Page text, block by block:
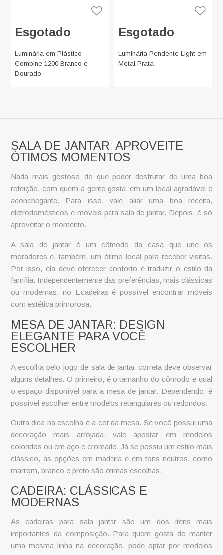
Esgotado
Luminária em Plástico
Combine 1200 Branco e
Dourado
Esgotado
Luminária Pendente Light em
Metal Prata
SALA DE JANTAR: APROVEITE
ÓTIMOS MOMENTOS
Nada mais gostoso do que poder desfrutar de uma boa
refeição, com quem a gente gosta, em um local agradável e
aconchegante. Para isso, vale aliar uma boa receita,
eletrodomésticos e móveis para sala de jantar. Depois, é só
aproveitar o momento.
Asala de jantar é um cômodo da casa que une os
moradores e, também, um ótimo local para receber visitas.
Por isso, ela deve oferecer conforto e traduzir o estilo da
família. Independentemente das preferências, mais clássicas
ou modernas, no Ecadeiras é possível encontrar móveis
com estética primorosa.
MESA DE JANTAR: DESIGN
ELEGANTE PARA VOCÊ
ESCOLHER
A escolha pelo jogo de sala de jantar correta deve observar
alguns detalhes. O primeiro, é o tamanho do cômodo e qual
o espaço disponível para a mesa de jantar. Dependendo, é
possível escolher entre modelos retangulares ou redondos.
Outra dica na escolha é a cor da mesa. Se você possui uma
decoração mais arrojada, vale apostar em modelos
coloridos ou em aço e cromado. Já se possui um estilo mais
clássico, as opções em madeira e em tons neutros, como
marrom, branco e preto são ótimas escolhas.
CADEIRA: CLÁSSICAS E
MODERNAS
As cadeiras para sala jantar são um dos itens mais
importantes da composição. Para quem gosta de manter
uma mesma linha na decoração, pode optar por modelos